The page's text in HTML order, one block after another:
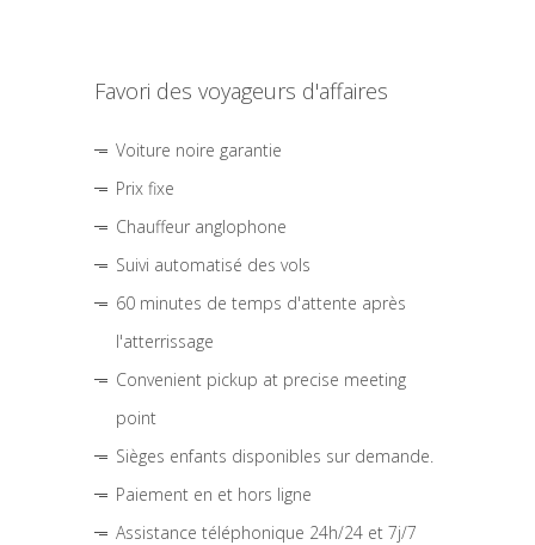
Favori des voyageurs d'affaires
Voiture noire garantie
Prix fixe
Chauffeur anglophone
Suivi automatisé des vols
60 minutes de temps d'attente après
l'atterrissage
Convenient pickup at precise meeting
point
Sièges enfants disponibles sur demande.
Paiement en et hors ligne
Assistance téléphonique 24h/24 et 7j/7